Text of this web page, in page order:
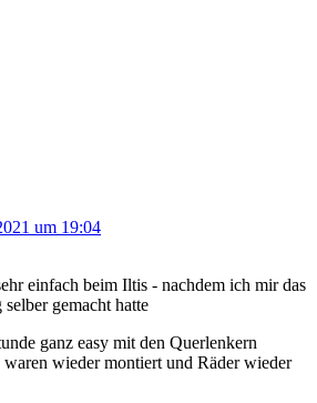
um 19:04
einfach beim Iltis - nachdem ich mir das
gemacht hatte
ganz easy mit den Querlenkern
wieder montiert und Räder wieder